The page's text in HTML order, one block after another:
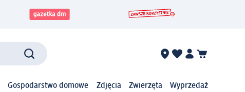
Gospodarstwo domowe Zdjęcia Zwierzęta Wyprzedaż